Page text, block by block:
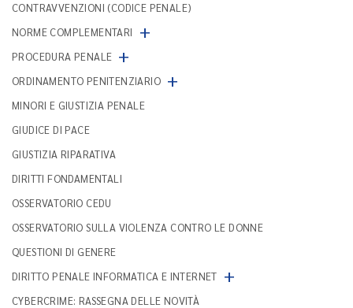
CONTRAVVENZIONI (CODICE PENALE)
NORME COMPLEMENTARI
+
PROCEDURA PENALE +
ORDINAMENTO PENITENZIARIO +
MINORI E GIUSTIZIA PENALE
GIUDICE DI PACE
GIUSTIZIA RIPARATIVA
DIRITTI FONDAMENTALI
OSSERVATORIO CEDU
OSSERVATORIO SULLA VIOLENZA CONTRO LE DONNE
QUESTIONI DI GENERE
DIRITTO PENALE INFORMATICA E INTERNET +
CYBERCRIME: RASSEGNA DELLE NOVITÀ